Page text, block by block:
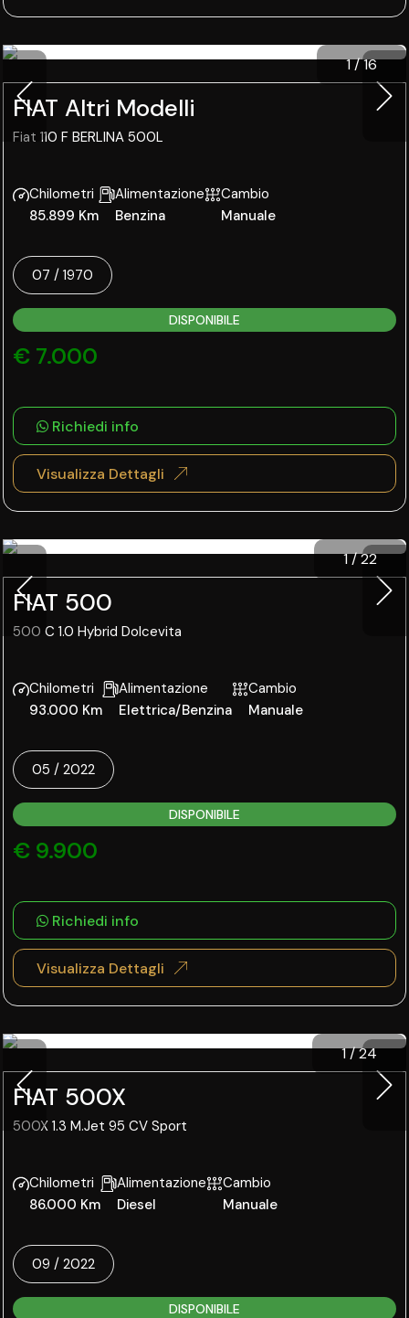
1/16
FIAT Altri Modelli
Fiat 110 F BERLINA 500L
Chilometri
85.899 Km
Alimentazione
Benzina
Cambio
Manuale
07 / 1970
DISPONIBILE
€ 7.000
Richiedi info
Visualizza Dettagli
1/22
FIAT 500
500 C 1.0 Hybrid Dolcevita
Chilometri
93.000 Km
Alimentazione
Elettrica/Benzina
Cambio
Manuale
05 / 2022
DISPONIBILE
€ 9.900
Richiedi info
Visualizza Dettagli
1/24
FIAT 500X
500X 1.3 M.Jet 95 CV Sport
Chilometri
86.000 Km
Alimentazione
Diesel
Cambio
Manuale
09 / 2022
DISPONIBILE